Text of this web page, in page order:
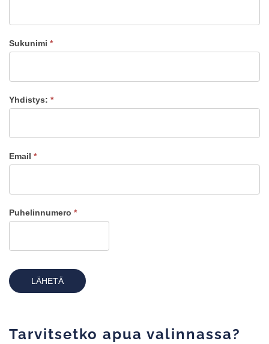
Sukunimi *
Yhdistys: *
Email *
Puhelinnumero *
LÄHETÄ
Tarvitsetko apua valinnassa?